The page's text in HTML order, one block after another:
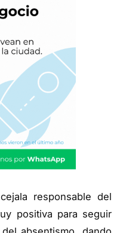
responsable del
positiva para seguir